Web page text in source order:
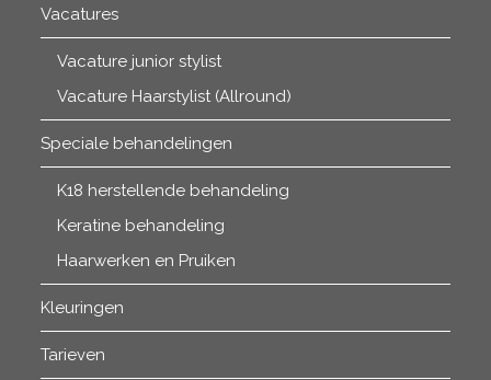
Vacatures
Vacature junior stylist
Vacature Haarstylist (Allround)
Speciale behandelingen
K18 herstellende behandeling
Keratine behandeling
Haarwerken en Pruiken
Kleuringen
Tarieven